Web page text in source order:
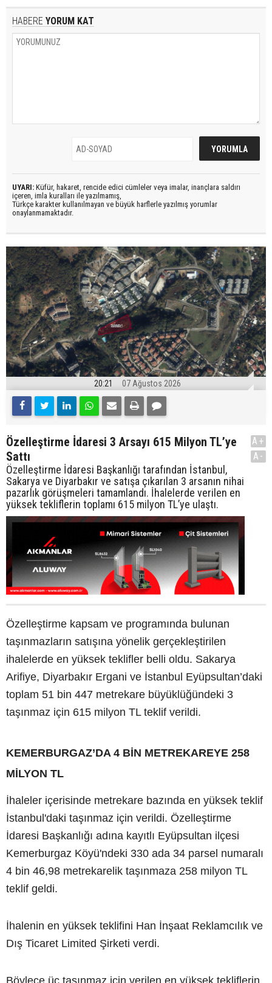
HABERE YORUM KAT
UYARI: Küfür, hakaret, rencide edici cümleler veya imalar, inançlara saldırı
içeren, imla kuralları ile yazılmamış,
Türkçe karakter kullanılmayan ve büyük harflerle yazılmış yorumlar
onaylanmamaktadır.
20:21 07 Ağustos 2026
Özelleştirme İdaresi 3 Arsayı 615 Milyon TL’ye
Sattı
Özelleştirme İdaresi Başkanlığı tarafından İstanbul,
Sakarya ve Diyarbakır ve satışa çıkarılan 3 arsanın nihai
pazarlık görüşmeleri tamamlandı. İhalelerde verilen en
yüksek tekliflerin toplamı 615 milyon TL’ye ulaştı.
A+
A-
Özelleştirme kapsam ve programında bulunan
taşınmazların satışına yönelik gerçekleştirilen
ihalelerde en yüksek teklifler belli oldu. Sakarya
Arifiye, Diyarbakır Ergani ve İstanbul Eyüpsultan’daki
toplam 51 bin 447 metrekare büyüklüğündeki 3
taşınmaz için 615 milyon TL teklif verildi.
KEMERBURGAZ’DA 4 BİN METREKAREYE 258
MİLYON TL
İhaleler içerisinde metrekare bazında en yüksek teklif
İstanbul'daki taşınmaz için verildi. Özelleştirme
İdaresi Başkanlığı adına kayıtlı Eyüpsultan ilçesi
Kemerburgaz Köyü'ndeki 330 ada 34 parsel numaralı
4 bin 46,98 metrekarelik taşınmaza 258 milyon TL
teklif geldi.
İhalenin en yüksek teklifini Han İnşaat Reklamcılık ve
Dış Ticaret Limited Şirketi verdi.
Böylece üç taşınmaz için verilen en yüksek tekliflerin